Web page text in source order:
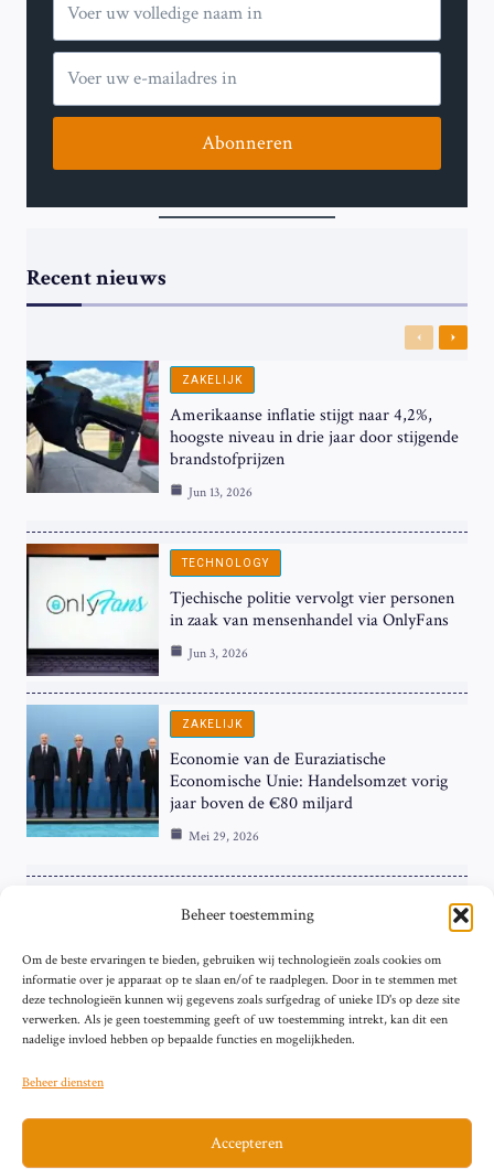
Beheer toestemming
Om de beste ervaringen te bieden, gebruiken wij technologieën zoals cookies om
informatie over je apparaat op te slaan en/of te raadplegen. Door in te stemmen met
deze technologieën kunnen wij gegevens zoals surfgedrag of unieke ID's op deze site
verwerken. Als je geen toestemming geeft of uw toestemming intrekt, kan dit een
nadelige invloed hebben op bepaalde functies en mogelijkheden.
Beheer diensten
Accepteren
Abonneren
Recent nieuws
Previous
Next
ZAKELIJK
Amerikaanse inflatie stijgt naar 4,2%,
hoogste niveau in drie jaar door stijgende
brandstofprijzen
Jun 13, 2026
TECHNOLOGY
Tjechische politie vervolgt vier personen
in zaak van mensenhandel via OnlyFans
Jun 3, 2026
ZAKELIJK
Economie van de Euraziatische
Economische Unie: Handelsomzet vorig
jaar boven de €80 miljard
Mei 29, 2026
ZAKELIJK
Hardnekkige Inflatie bij de ‘Grote Vier’
van de Eurozone
Mei 29, 2026
Sitemap Contact Privacybeleid (EU) Impressum